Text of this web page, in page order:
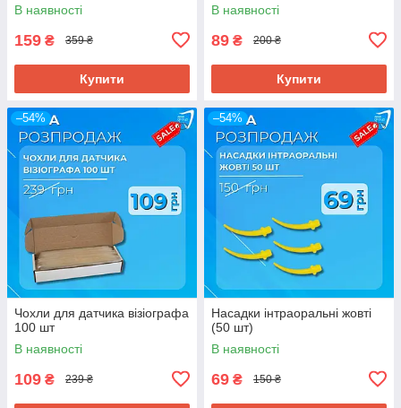
В наявності
159 ₴ 359 ₴
Купити
В наявності
89 ₴ 200 ₴
Купити
–54%
Чохли для датчика візіографа
100 шт
В наявності
109 ₴ 239 ₴
–54%
Насадки інтраоральні жовті
(50 шт)
В наявності
69 ₴ 150 ₴